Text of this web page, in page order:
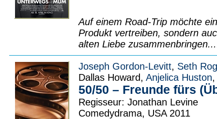
Auf einem Road-Trip möchte
Produkt vertreiben, sondern
alten Liebe
Joseph Gordon-Levitt, Seth
Dallas Howard, Anjelica Huston
50/50 – Freunde fürs
Regisseur: Jonathan Levine
Comedydrama, USA 2011